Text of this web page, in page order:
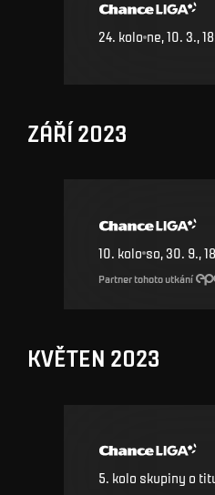
24. kolo ne, 10. 3.,
ZÁŘÍ 2023
10. kolo so, 30. 9.,
Partner tohoto utkání
KVĚTEN 2023
5. kolo skupiny o